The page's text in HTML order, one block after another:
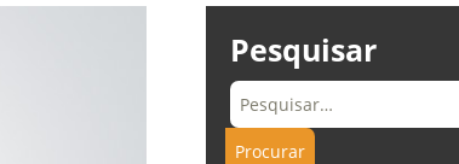
Pesquisar